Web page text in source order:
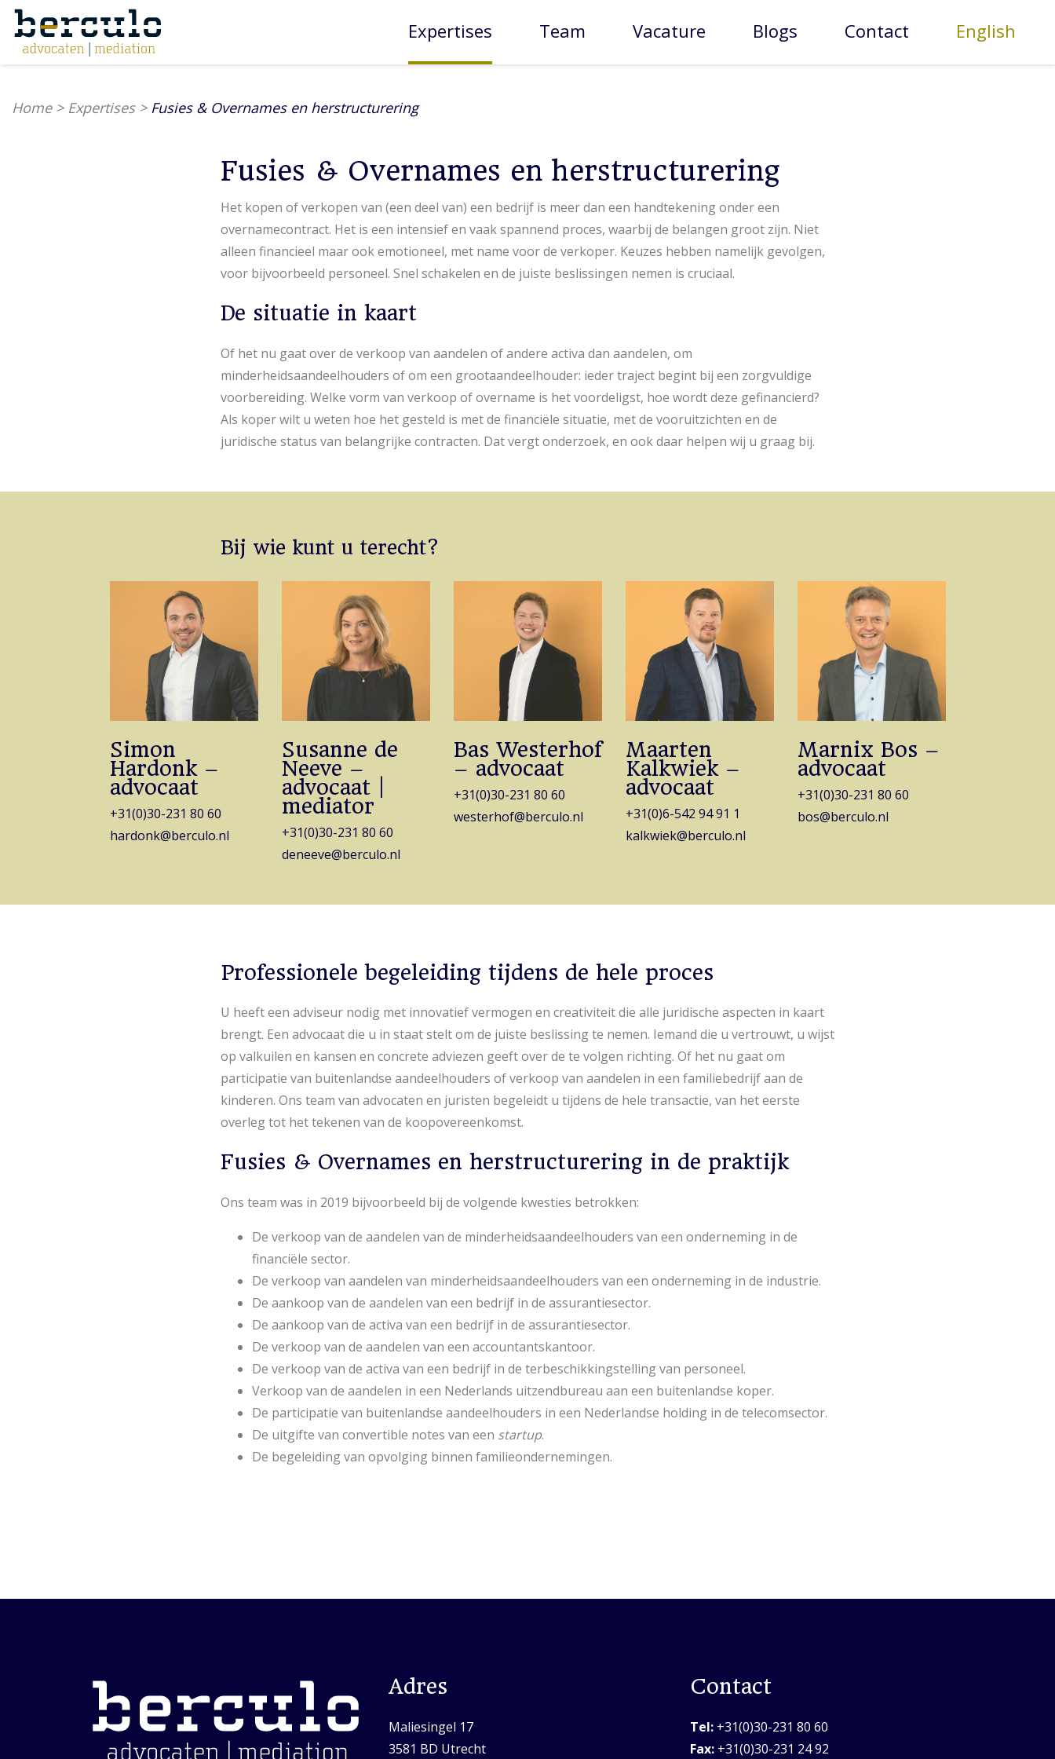
Expertises Team Vacature Blogs Contact English
Home> Expertises> Fusies & Overnames en herstructurering
Fusies & Overnames en herstructurering
Het kopen of verkopen van (een deel van) een bedrijf is meer dan een handtekening onder een
overnamecontract. Het is een intensief en vaak spannend proces, waarbij de belangen groot zijn. Niet
alleen financieel maar ook emotioneel, met name voor de verkoper. Keuzes hebben namelijk gevolgen,
voor bijvoorbeeld personeel. Snel schakelen en de juiste beslissingen nemen is cruciaal.
De situatie in kaart
Of het nu gaat over de verkoop van aandelen of andere activa dan aandelen, om
minderheidsaandeelhouders of om een grootaandeelhouder: ieder traject begint bij een zorgvuldige
voorbereiding. Welke vorm van verkoop of overname is het voordeligst, hoe wordt deze gefinancierd?
Als koper wilt u weten hoe het gesteld is met de financiële situatie, met de vooruitzichten en de
juridische status van belangrijke contracten. Dat vergt onderzoek, en ook daar helpen wij u graag bij.
Bij wie kunt u terecht?
Simon
Hardonk –
advocaat
+31(0)30-231 80 60
hardonk@berculo.nl
Susanne de
Neeve –
advocaat |
mediator
+31(0)30-231 80 60
deneeve@berculo.nl
Bas Westerhof
– advocaat
+31(0)30-231 80 60
westerhof@berculo.nl
Maarten
Kalkwiek –
advocaat
+31(0)6-542 94 91 1
kalkwiek@berculo.nl
Marnix Bos –
advocaat
+31(0)30-231 80 60
bos@berculo.nl
Professionele begeleiding tijdens de hele proces
U heeft een adviseur nodig met innovatief vermogen en creativiteit die alle juridische aspecten in kaart
brengt. Een advocaat die u in staat stelt om de juiste beslissing te nemen. Iemand die u vertrouwt, u wijst
op valkuilen en kansen en concrete adviezen geeft over de te volgen richting. Of het nu gaat om
participatie van buitenlandse aandeelhouders of verkoop van aandelen in een familiebedrijf aan de
kinderen. Ons team van advocaten en juristen begeleidt u tijdens de hele transactie, van het eerste
overleg tot het tekenen van de koopovereenkomst.
Fusies & Overnames en herstructurering in de praktijk
Ons team was in 2019 bijvoorbeeld bij de volgende kwesties betrokken:
De verkoop van de aandelen van de minderheidsaandeelhouders van een onderneming in de
financiële sector.
De verkoop van aandelen van minderheidsaandeelhouders van een onderneming in de industrie.
De aankoop van de aandelen van een bedrijf in de assurantiesector.
De aankoop van de activa van een bedrijf in de assurantiesector.
De verkoop van de aandelen van een accountantskantoor.
De verkoop van de activa van een bedrijf in de terbeschikkingstelling van personeel.
Verkoop van de aandelen in een Nederlands uitzendbureau aan een buitenlandse koper.
De participatie van buitenlandse aandeelhouders in een Nederlandse holding in de telecomsector.
De uitgifte van convertible notes van een startup.
De begeleiding van opvolging binnen familieondernemingen.
Adres
Maliesingel 17
3581 BD Utrecht
Contact
Tel:+31(0)30-231 80 60
Fax:+31(0)30-231 24 92